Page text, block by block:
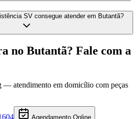
SV consegue atender em Butantã?
no Butantã? Fale com a
— atendimento em domicílio com peças
Agendamento Online